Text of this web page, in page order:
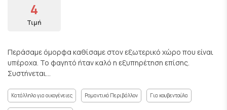
4
Τιμή
Περάσαμε όμορφα καθίσαμε στον εξωτερικό χώρο που είναι
υπέροχα. Το φαγητό ήταν καλό η εξυπηρέτηση επίσης.
Συστήνεται...
Κατάλληλο για οικογένειες Ρομαντικό Περιβάλλον Για κουβεντούλα